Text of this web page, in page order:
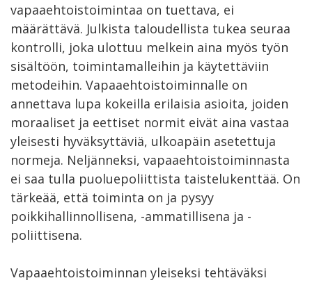
vapaaehtoistoimintaa on tuettava, ei
määrättävä. Julkista taloudellista tukea seuraa
kontrolli, joka ulottuu melkein aina myös työn
sisältöön, toimintamalleihin ja käytettäviin
metodeihin. Vapaaehtoistoiminnalle on
annettava lupa kokeilla erilaisia asioita, joiden
moraaliset ja eettiset normit eivät aina vastaa
yleisesti hyväksyttäviä, ulkoapäin asetettuja
normeja. Neljänneksi, vapaaehtoistoiminnasta
ei saa tulla puoluepoliittista taistelukenttää. On
tärkeää, että toiminta on ja pysyy
poikkihallinnollisena, -ammatillisena ja -
poliittisena.
Vapaaehtoistoiminnan yleiseksi tehtäväksi